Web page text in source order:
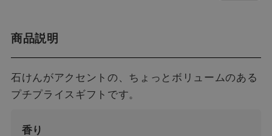
商品説明
石けんがアクセントの、ちょっとボリュームのある
プチプライスギフトです。
香り